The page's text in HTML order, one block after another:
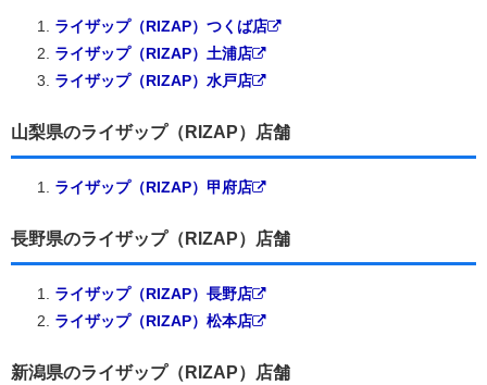
ライザップ（RIZAP）つくば店
ライザップ（RIZAP）土浦店
ライザップ（RIZAP）水戸店
山梨県のライザップ（RIZAP）店舗
ライザップ（RIZAP）甲府店
長野県のライザップ（RIZAP）店舗
ライザップ（RIZAP）長野店
ライザップ（RIZAP）松本店
新潟県のライザップ（RIZAP）店舗